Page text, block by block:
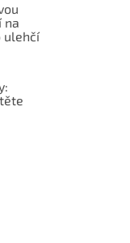
na
ulehčí